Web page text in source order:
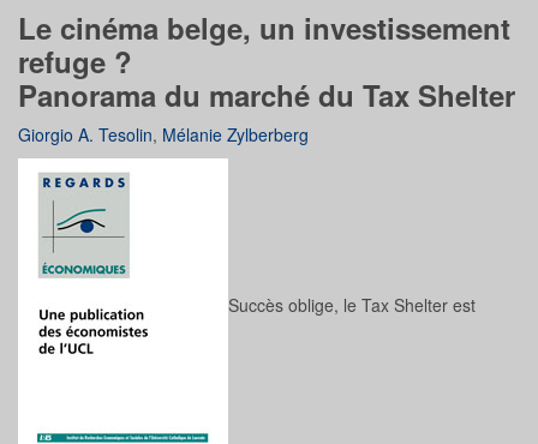
Le cinéma belge, un investissement
refuge ?
Panorama du marché du Tax Shelter
Giorgio A. Tesolin, Mélanie Zylberberg
Succès oblige, le Tax Shelter est